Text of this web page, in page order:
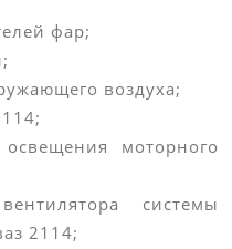
фар;
воздуха;
моторного
системы
2114;